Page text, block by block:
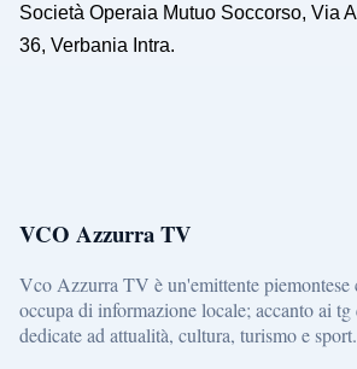
Società Operaia Mutuo Soccorso, Via
36, Verbania Intra.
VCO Azzurra TV
Vco Azzurra TV è un'emittente piemontese
occupa di informazione locale; accanto ai
dedicate ad attualità, cultura, turismo e sport.